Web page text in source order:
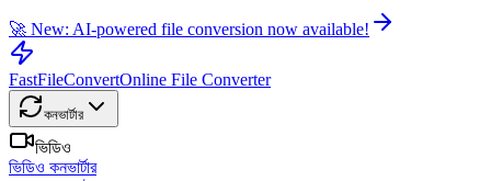
🚀 New: AI-powered file conversion now available!
FastFileConvertOnline File Converter
কনভার্টার
ভিডিও
ভিডিও কনভার্টার